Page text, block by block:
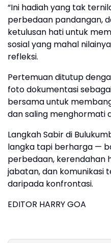
“Ini hadiah yang tak
perbedaan pandangan,
ketulusan hati untuk
sosial yang mahal
refleksi.
Pertemuan ditutup
foto dokumentasi
bersama untuk
dan saling menghormati
Langkah Sabir di
langka tapi berharga —
perbedaan, kerendahan
jabatan, dan komunikasi
daripada konfrontasi.
EDITOR HARRY GOA